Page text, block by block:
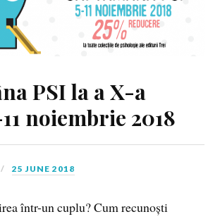
PSI la a X-a
noiembrie 2018
25 JUNE 2018
într-un cuplu? Cum recunoști